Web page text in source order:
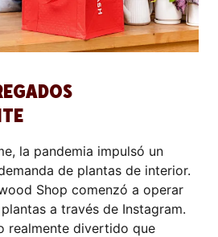
la pandemia impulsó un
de plantas de interior.
Shop comenzó a operar
a través de Instagram.
realmente divertido que